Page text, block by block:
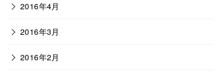
2016年4月
2016年3月
2016年2月